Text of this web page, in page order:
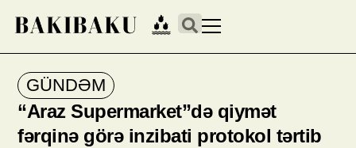
GÜNDƏM
“Araz Supermarket”də qiymət
fərqinə görə inzibati protokol tərtib